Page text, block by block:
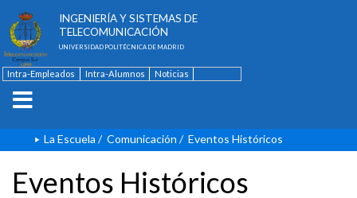
INGENIERÍA Y SISTEMAS DE
TELECOMUNICACIÓN
UNIVERSIDAD POLITÉCNICA DE MADRID
Intra-Empleados Intra-Alumnos
Noticias
La Escuela / Comunicación / Eventos Históricos
Eventos Históricos